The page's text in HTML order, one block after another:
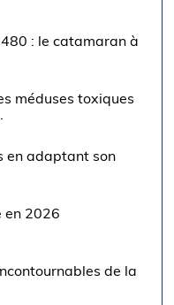
: le catamaran à
méduses toxiques
en adaptant son
en 2026
de la